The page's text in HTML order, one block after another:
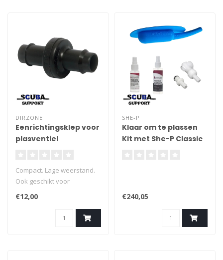
DIRZONE
Eenrichtingsklep voor
plasventiel
Compact. Lage weerstand.
Ook geschikt voor
balanceer valve.
€12,00
SHE-P
Klaar om te plassen
Kit met She-P Classic
€240,05